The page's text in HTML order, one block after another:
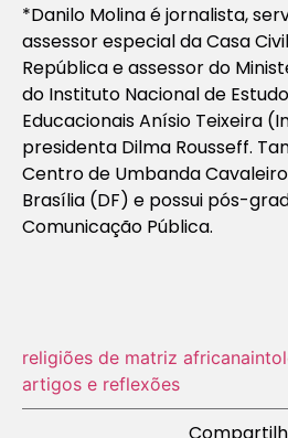
*Danilo Molina é jornalista,
assessor especial da Casa
República e assessor do
do Instituto Nacional de
Educacionais Anísio Teixeira
presidenta Dilma Rousseff.
Centro de Umbanda
Brasília (DF) e possui pós-
Comunicação Pública.
religiões de matriz africana
artigos e reflexões